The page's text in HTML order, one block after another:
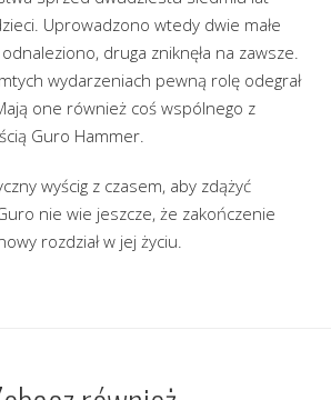
Uprowadzono wtedy dwie małe
druga zniknęła na zawsze.
wydarzeniach pewną rolę odegrał
one również coś wspólnego z
Guro Hammer.
wyścig z czasem, aby zdążyć
nie wie jeszcze, że zakończenie
rozdział w jej życiu.